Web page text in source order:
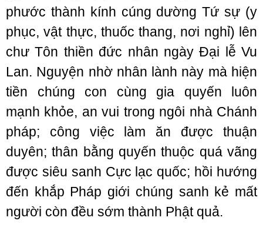
phước thành kính cúng dường Tứ sự (y
phục, vật thực, thuốc thang, nơi nghỉ) lên
chư Tôn thiền đức nhân ngày Đại lễ Vu
Lan. Nguyện nhờ nhân lành này mà hiện
tiền chúng con cùng gia quyến luôn
mạnh khỏe, an vui trong ngôi nhà Chánh
pháp; công việc làm ăn được thuận
duyên; thân bằng quyến thuộc quá vãng
được siêu sanh Cực lạc quốc; hồi hướng
đến khắp Pháp giới chúng sanh kẻ mất
người còn đều sớm thành Phật quả.